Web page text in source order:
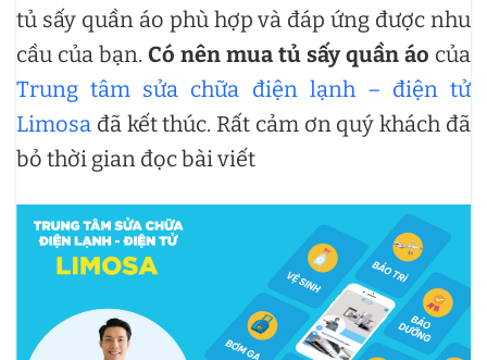
tủ sấy quần áo phù hợp và đáp ứng được nhu
cầu của bạn. Có nên mua tủ sấy quần áo của
Trung tâm sửa chữa điện lạnh – điện tử
Limosa đã kết thúc. Rất cảm ơn quý khách đã
bỏ thời gian đọc bài viết